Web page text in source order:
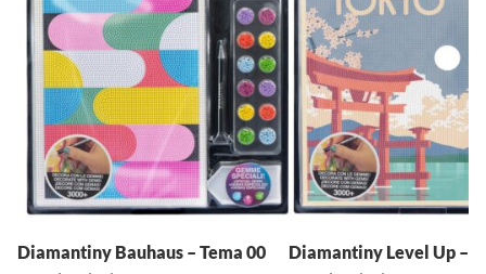
Diamantiny Bauhaus – Tema 00
Diamantiny Level Up –